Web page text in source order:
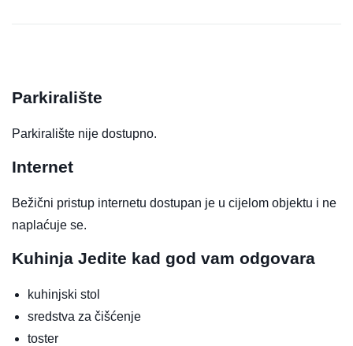
Parkiralište
Parkiralište nije dostupno.
Internet
Bežični pristup internetu dostupan je u cijelom objektu i ne
naplaćuje se.
Kuhinja Jedite kad god vam odgovara
kuhinjski stol
sredstva za čišćenje
toster